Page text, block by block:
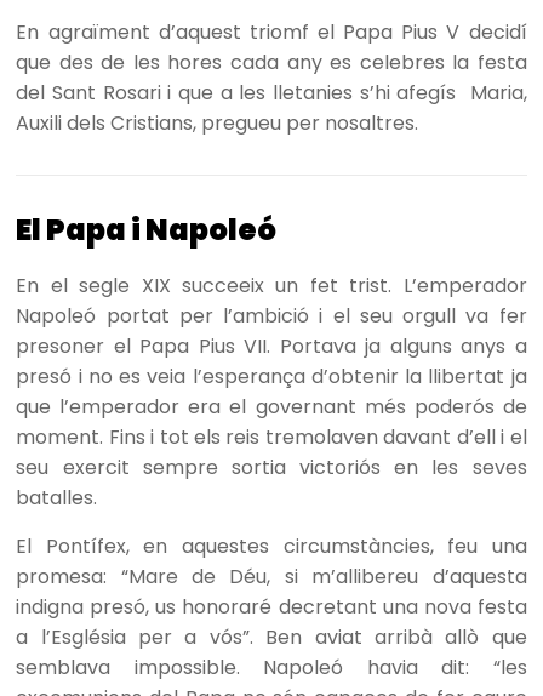
En agraïment d’aquest triomf el Papa Pius V decidí
que des de les hores cada any es celebres la festa
del Sant Rosari i que a les lletanies s’hi afegís Maria,
Auxili dels Cristians, pregueu per nosaltres.
El Papa i Napoleó
En el segle XIX succeeix un fet trist. L’emperador
Napoleó portat per l’ambició i el seu orgull va fer
presoner el Papa Pius VII. Portava ja alguns anys a
presó i no es veia l’esperança d’obtenir la llibertat ja
que l’emperador era el governant més poderós de
moment. Fins i tot els reis tremolaven davant d’ell i el
seu exercit sempre sortia victoriós en les seves
batalles.
El Pontífex, en aquestes circumstàncies, feu una
promesa: “Mare de Déu, si m’allibereu d’aquesta
indigna presó, us honoraré decretant una nova festa
a l’Església per a vós”. Ben aviat arribà allò que
semblava impossible. Napoleó havia dit: “les